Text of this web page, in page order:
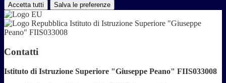
Accetta tutti Salva le preferenze
Istituto di Istruzione Superiore "Giuseppe
Peano" FIIS033008
Contatti
Istituto di Istruzione Superiore "Giuseppe Peano" FIIS033008